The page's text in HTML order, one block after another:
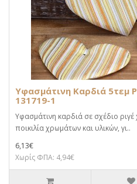
Υφασμάτινη Καρδιά 5τεμ
131719-1
Υφασμάτινη καρδιά σε σχέδιο
ποικιλία χρωμάτων και υλικών, γι..
6,13€
Χωρίς ΦΠΑ: 4,94€